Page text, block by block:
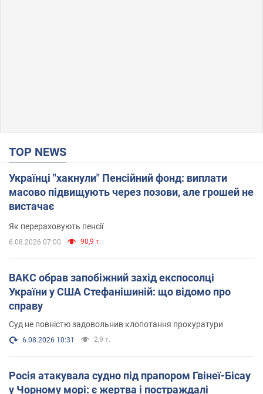
TOP NEWS
Українці "хакнули" Пенсійний фонд: виплати
масово підвищують через позови, але грошей не
вистачає
Як перераховують пенсії
6.08.2026 07:00 90,9 т.
ВАКС обрав запобіжний захід експосолці
України у США Стефанішиній: що відомо про
справу
Суд не повністю задовольнив клопотання прокуратури
6.08.2026 10:31 2,9 т.
Росія атакувала судно під прапором Гвінеї-Бісау
у Чорному морі: є жертва і постраждалі